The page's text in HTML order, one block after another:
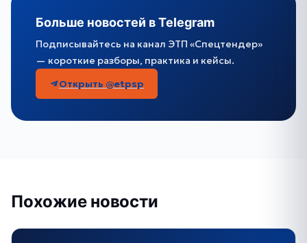
Больше новостей в Telegram
Подписывайтесь на канал ЭТП «Спецтендер»
— короткие разборы, практика и кейсы.
Открыть @etpsp
Похожие новости